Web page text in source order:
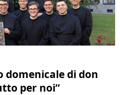
domenicale di don
per noi”